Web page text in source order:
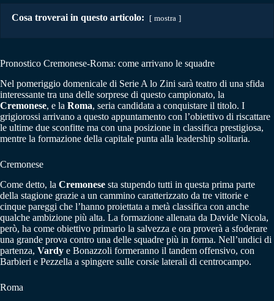
Cosa troverai in questo articolo: mostra
Pronostico Cremonese-Roma: come arrivano le squadre
Nel pomeriggio domenicale di Serie A lo Zini sarà teatro di una sfida
interessante tra una delle sorprese di questo campionato, la
Cremonese, e la Roma, seria candidata a conquistare il titolo. I
grigiorossi arrivano a questo appuntamento con l’obiettivo di riscattare
le ultime due sconfitte ma con una posizione in classifica prestigiosa,
mentre la formazione della capitale punta alla leadership solitaria.
Cremonese
Come detto, la Cremonese sta stupendo tutti in questa prima parte
della stagione grazie a un cammino caratterizzato da tre vittorie e
cinque pareggi che l’hanno proiettata a metà classifica con anche
qualche ambizione più alta. La formazione allenata da Davide Nicola,
però, ha come obiettivo primario la salvezza e ora proverà a sfoderare
una grande prova contro una delle squadre più in forma. Nell’undici di
partenza, Vardy e Bonazzoli formeranno il tandem offensivo, con
Barbieri e Pezzella a spingere sulle corsie laterali di centrocampo.
Roma